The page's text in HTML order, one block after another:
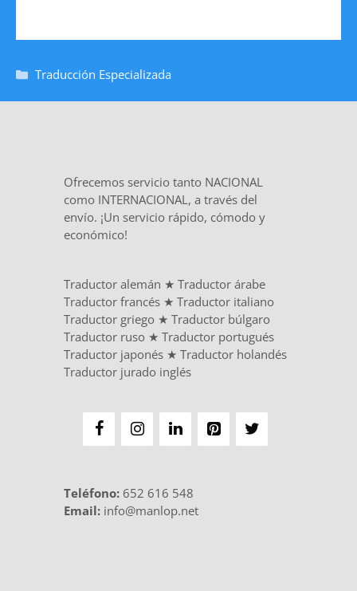
Traducción Especializada
Ofrecemos servicio tanto NACIONAL
como INTERNACIONAL, a través del
envío. ¡Un servicio rápido, cómodo y
económico!
Traductor alemán ★ Traductor árabe
Traductor francés ★ Traductor italiano
Traductor griego ★ Traductor búlgaro
Traductor ruso ★ Traductor portugués
Traductor japonés ★ Traductor holandés
Traductor jurado inglés
Teléfono: 652 616 548
Email: info@manlop.net